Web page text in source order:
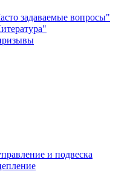
задаваемые вопросы"
и подвеска